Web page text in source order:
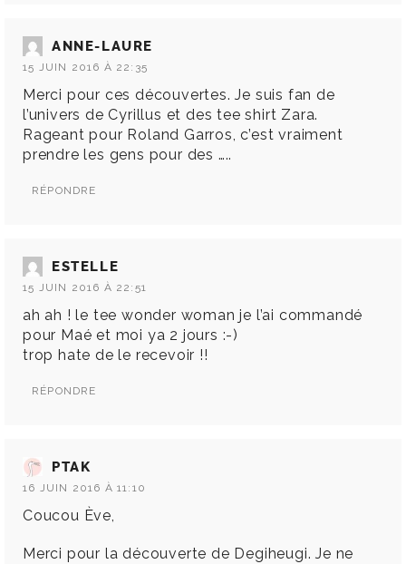
ANNE-LAURE
15 JUIN 2016 À 22:35
Merci pour ces découvertes. Je suis fan de
l’univers de Cyrillus et des tee shirt Zara.
Rageant pour Roland Garros, c’est vraiment
prendre les gens pour des …..
RÉPONDRE
ESTELLE
15 JUIN 2016 À 22:51
ah ah ! le tee wonder woman je l’ai commandé
pour Maé et moi ya 2 jours :-)
trop hate de le recevoir !!
RÉPONDRE
PTAK
16 JUIN 2016 À 11:10
Coucou Ève,
Merci pour la découverte de Degiheugi. Je ne